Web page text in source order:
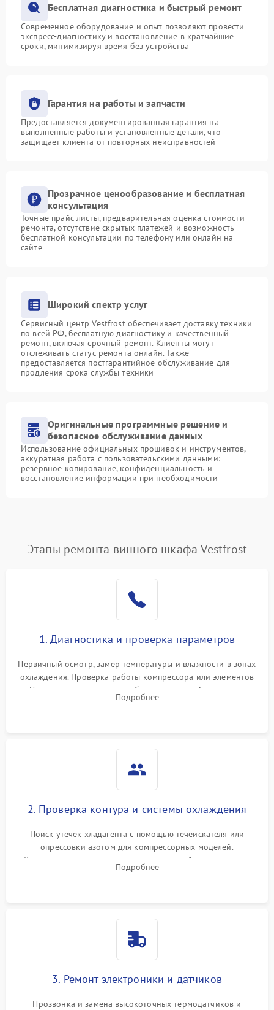
Бесплатная диагностика и быстрый ремонт
Современное оборудование и опыт позволяют провести
экспресс-диагностику и восстановление в кратчайшие
сроки, минимизируя время без устройства
Гарантия на работы и запчасти
Предоставляется документированная гарантия на
выполненные работы и установленные детали, что
защищает клиента от повторных неисправностей
Прозрачное ценообразование и бесплатная
консультация
Точные прайс-листы, предварительная оценка стоимости
ремонта, отсутствие скрытых платежей и возможность
бесплатной консультации по телефону или онлайн на
сайте
Широкий спектр услуг
Сервисный центр Vestfrost обеспечивает доставку техники
по всей РФ, бесплатную диагностику и качественный
ремонт, включая срочный ремонт. Клиенты могут
отслеживать статус ремонта онлайн. Также
предоставляется постгарантийное обслуживание для
продления срока службы техники
Оригинальные программные решение и
безопасное обслуживание данных
Использование официальных прошивок и инструментов,
аккуратная работа с пользовательскими данными:
резервное копирование, конфиденциальность и
восстановление информации при необходимости
Этапы ремонта винного шкафа Vestfrost
1. Диагностика и проверка параметров
Первичный осмотр, замер температуры и влажности в зонах
охлаждения. Проверка работы компрессора или элементов
Пельтье, оценка уровня вибрации и шума. Считывание
ошибок с модуля управления.
Подробнее
2. Проверка контура и системы охлаждения
Поиск утечек хладагента с помощью течеискателя или
опрессовки азотом для компрессорных моделей.
Диагностика термоэлектрических модулей, радиаторов и
кулеров на предмет перегрева или выхода из строя.
Подробнее
3. Ремонт электроники и датчиков
Прозвонка и замена высокоточных термодатчиков и